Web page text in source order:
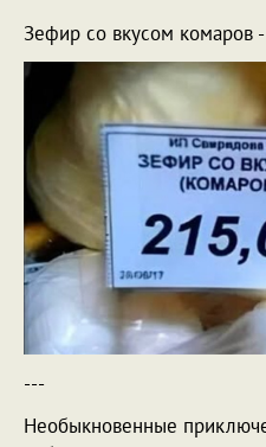
Зефир со вкусом комаров
---
Необыкновенные